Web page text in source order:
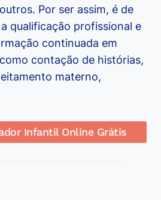
Por ser assim, é de
qualificação profissional e
continuada em
contação de histórias,
materno,
Infantil Online Grátis